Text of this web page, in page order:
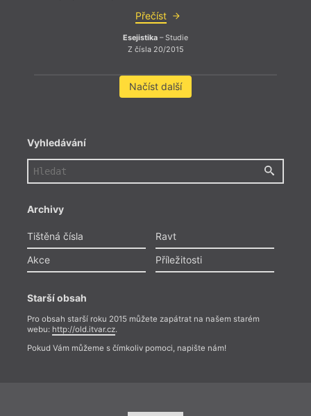
Přečíst
Esejistika – Studie
Z čísla 20/2015
Načíst další
Vyhledávání
Archivy
Tištěná čísla
Ravt
Akce
Příležitosti
Starší obsah
Pro obsah starší roku 2015 můžete zapátrat na našem starém
webu: http://old.itvar.cz.
Pokud Vám můžeme s čímkoliv pomoci, napište nám!